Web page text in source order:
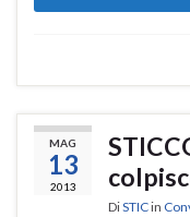
MAG
13
2013
DiSTICin